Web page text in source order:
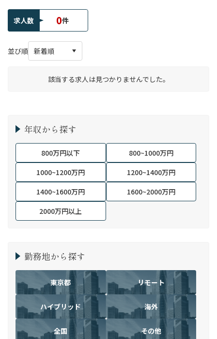
求人数 0件
並び順
該当する求人は見つかりませんでした。
年収から探す
800万円以下
800~1000万円
1000~1200万円
1200~1400万円
1400~1600万円
1600~2000万円
2000万円以上
勤務地から探す
東京都 リモート
ハイブリッド 海外
全国 その他